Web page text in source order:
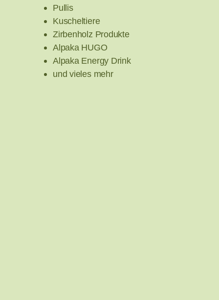
Pullis
Kuscheltiere
Zirbenholz Produkte
Alpaka HUGO
Alpaka Energy Drink
und vieles mehr